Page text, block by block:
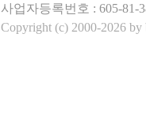
사업자등록번호 : 605-81-
Copyright (c) 2000-2026